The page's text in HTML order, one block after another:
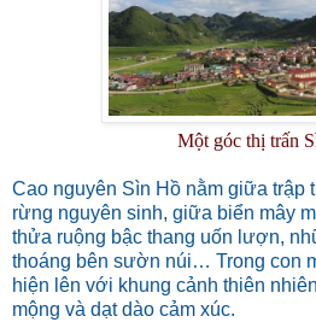
Một góc thị trấn
Cao nguyên Sìn Hồ nằm giữa trập
rừng nguyên sinh, giữa biển mây
thửa ruộng bậc thang uốn lượn,
thoáng bên sườn núi… Trong con
hiện lên với khung cảnh thiên
mộng và dạt dào cảm xúc.